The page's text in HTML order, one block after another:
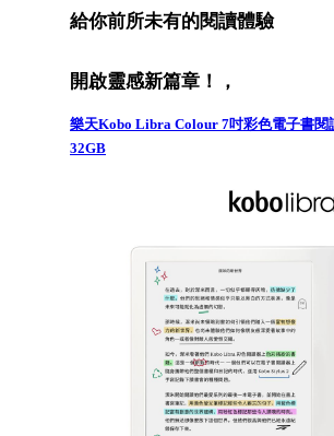
給你前所未有的閱讀體驗
開啟靈感新篇章！，
樂天Kobo Libra Colour 7吋彩色電子書閱
32GB